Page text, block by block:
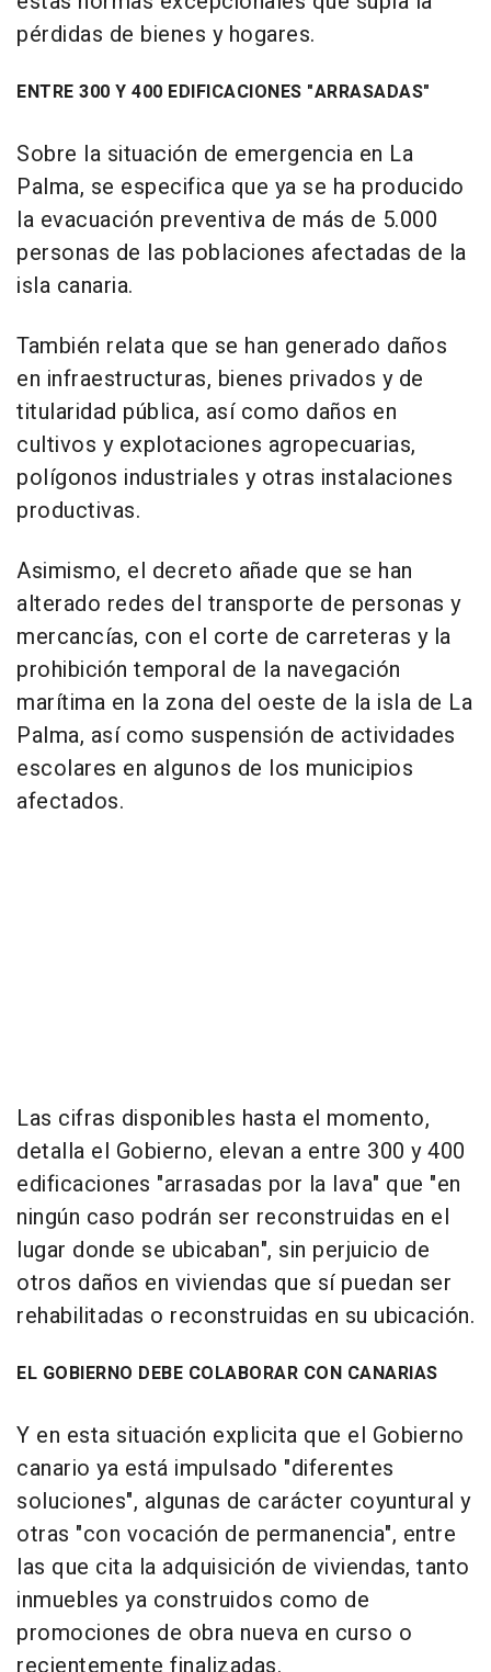
pérdidas de bienes y hogares.
ENTRE 300 Y 400 EDIFICACIONES "ARRASADAS"
Sobre la situación de emergencia en La
Palma, se especifica que ya se ha producido
la evacuación preventiva de más de 5.000
personas de las poblaciones afectadas de la
isla canaria.
También relata que se han generado daños
en infraestructuras, bienes privados y de
titularidad pública, así como daños en
cultivos y explotaciones agropecuarias,
polígonos industriales y otras instalaciones
productivas.
Asimismo, el decreto añade que se han
alterado redes del transporte de personas y
mercancías, con el corte de carreteras y la
prohibición temporal de la navegación
marítima en la zona del oeste de la isla de La
Palma, así como suspensión de actividades
escolares en algunos de los municipios
afectados.
Las cifras disponibles hasta el momento,
detalla el Gobierno, elevan a entre 300 y 400
edificaciones "arrasadas por la lava" que "en
ningún caso podrán ser reconstruidas en el
lugar donde se ubicaban", sin perjuicio de
otros daños en viviendas que sí puedan ser
rehabilitadas o reconstruidas en su ubicación.
EL GOBIERNO DEBE COLABORAR CON CANARIAS
Y en esta situación explicita que el Gobierno
canario ya está impulsado "diferentes
soluciones", algunas de carácter coyuntural y
otras "con vocación de permanencia", entre
las que cita la adquisición de viviendas, tanto
inmuebles ya construidos como de
promociones de obra nueva en curso o